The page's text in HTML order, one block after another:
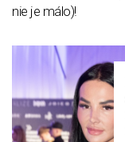
nie je málo)!